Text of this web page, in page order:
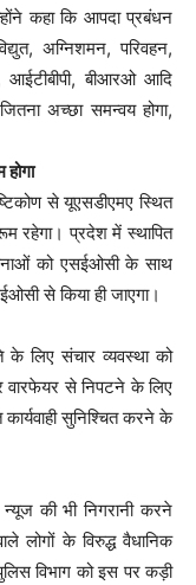
कहा कि आपदा प्रबंधन
अग्निशमन, परिवहन,
बीआरओ आदि
अच्छा समन्वय होगा,
से यूएसडीएमए स्थित
रहेगा। प्रदेश में स्थापित
को एसईओसी के साथ
से किया ही जाएगा।
के लिए संचार व्यवस्था को
वारफेयर से निपटने के लिए
सुनिश्चित करने के
की भी निगरानी करने
लोगों के विरुद्ध वैधानिक
विभाग को इस पर कड़ी